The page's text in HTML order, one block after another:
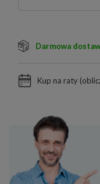
Darmowa
Kup na raty (